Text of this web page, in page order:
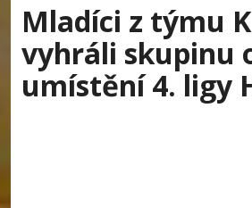
Mladíci z týmu
vyhráli skupinu
umístění 4. ligy